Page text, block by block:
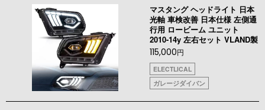
マスタング ヘッドライト 日本
光軸 車検改善 日本仕様 左側通
行用 ロービーム ユニット
2010-14y 左右セット VLAND製
115,000円
ELECTLICAL
ガレージダイバン